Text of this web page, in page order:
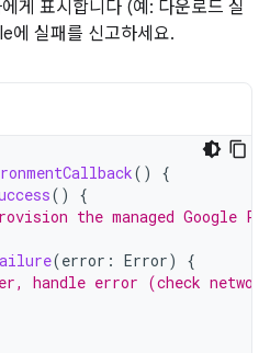
게 표시합니다 (예: 다운로드 실
에 실패를 신고하세요.
()
{
()
{
the managed Google
(error : Error)
{
handle error (check